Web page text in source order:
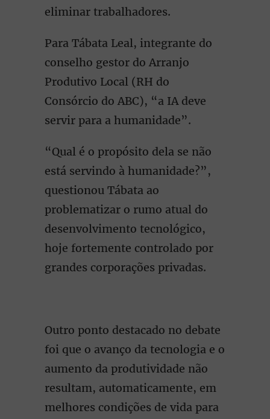
eliminar trabalhadores.
Para Tábata Leal, integrante do
conselho gestor do Arranjo
Produtivo Local (RH do
Consórcio do ABC), “a IA deve
servir para a humanidade”.
“Qual é o propósito dela se não
está servindo à humanidade?”,
questionou Tábata ao
problematizar o rumo atual do
desenvolvimento tecnológico,
hoje fortemente controlado por
grandes corporações privadas.
Outro ponto destacado no debate
foi que o avanço da tecnologia e o
aumento da produtividade não
resultam, automaticamente, em
melhores condições de vida para